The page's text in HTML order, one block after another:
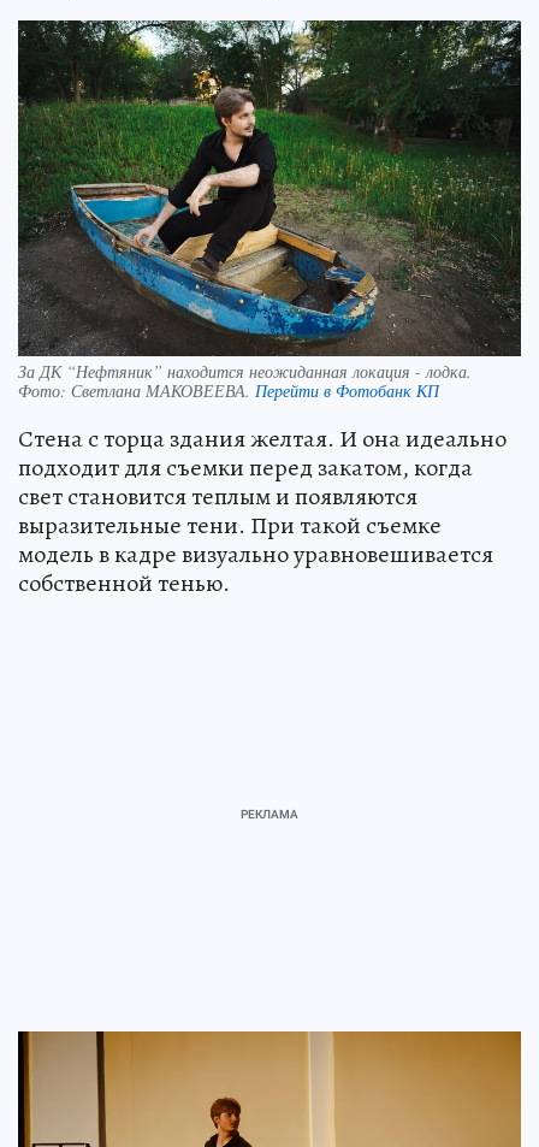
За ДК “Нефтяник” находится неожиданная локация - лодка.
Фото: Светлана МАКОВЕЕВА. Перейти в Фотобанк КП
Стена с торца здания желтая. И она идеально
подходит для съемки перед закатом, когда
свет становится теплым и появляются
выразительные тени. При такой съемке
модель в кадре визуально уравновешивается
собственной тенью.